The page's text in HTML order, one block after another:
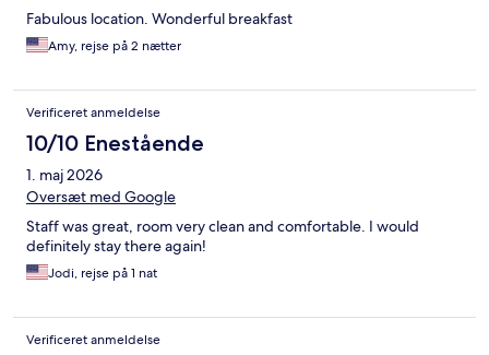
Fabulous location. Wonderful breakfast
Amy, rejse på 2 nætter
Verificeret anmeldelse
10/10 Enestående
1. maj 2026
Oversæt med Google
Staff was great, room very clean and comfortable. I would
definitely stay there again!
Jodi, rejse på 1 nat
Verificeret anmeldelse